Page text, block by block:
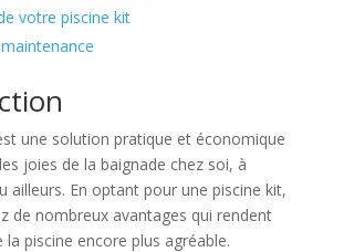
votre piscine kit
une solution pratique et économique
joies de la baignade chez soi, à
ailleurs. En optant pour une piscine kit,
de nombreux avantages qui rendent
la piscine encore plus agréable.